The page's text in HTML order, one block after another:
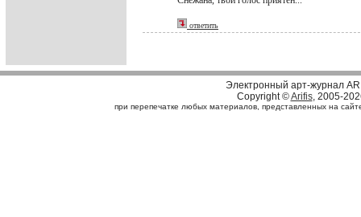
ответить
Электронный арт-журнал
Copyright ©Arifis, 2005-
при перепечатке любых материалов, представленных на